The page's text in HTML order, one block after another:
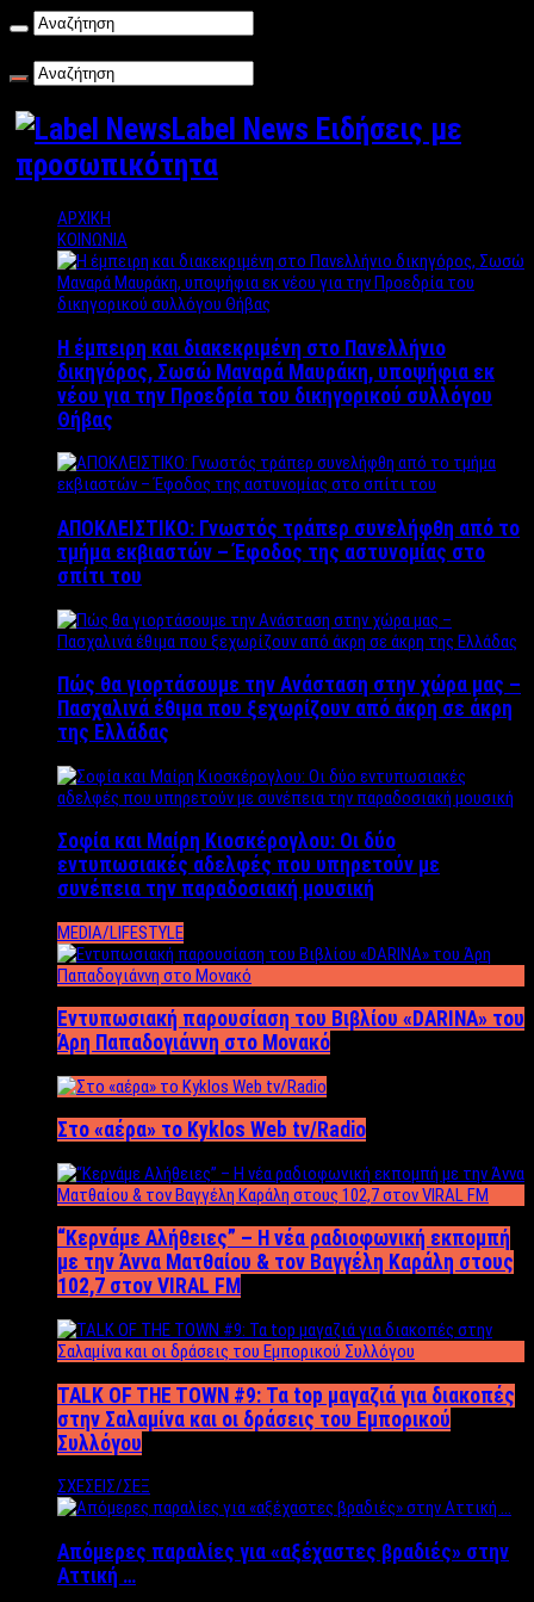
Label News Ειδήσεις με
προσωπικότητα
ΑΡΧΙΚΗ
ΚΟΙΝΩΝΙΑ
Η έμπειρη και διακεκριμένη στο Πανελλήνιο
δικηγόρος, Σωσώ Μαναρά Μαυράκη, υποψήφια εκ
νέου για την Προεδρία του δικηγορικού συλλόγου
Θήβας
ΑΠΟΚΛΕΙΣΤΙΚΟ: Γνωστός τράπερ συνελήφθη από το
τμήμα εκβιαστών – Έφοδος της αστυνομίας στο
σπίτι του
Πώς θα γιορτάσουμε την Ανάσταση στην χώρα μας –
Πασχαλινά έθιμα που ξεχωρίζουν από άκρη σε άκρη
της Ελλάδας
Σοφία και Μαίρη Κιοσκέρογλου: Οι δύο
εντυπωσιακές αδελφές που υπηρετούν με
συνέπεια την παραδοσιακή μουσική
MEDIA/LIFESTYLE
Εντυπωσιακή παρουσίαση του Βιβλίου «DARINA» του
Άρη Παπαδογιάννη στο Μονακό
Στο «αέρα» το Kyklos Web tv/Radio
“Kερνάμε Αλήθειες” – Η νέα ραδιοφωνική εκπομπή
με την Άννα Ματθαίου & τον Βαγγέλη Καράλη στους
102,7 στον VIRAL FM
TALK OF THE TOWN #9: Τα top μαγαζιά για διακοπές
στην Σαλαμίνα και οι δράσεις του Εμπορικού
Συλλόγου
ΣΧΕΣΕΙΣ/ΣΕΞ
Απόμερες παραλίες για «αξέχαστες βραδιές» στην
Αττική …